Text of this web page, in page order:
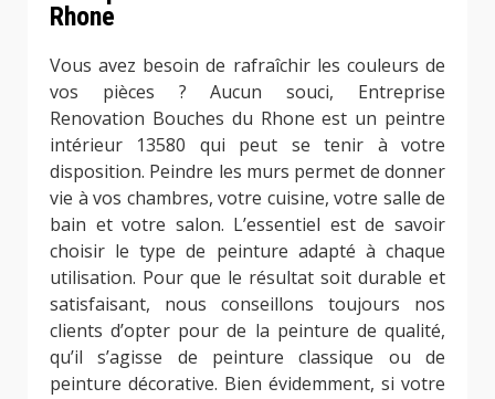
Rhone
Vous avez besoin de rafraîchir les couleurs de
vos pièces ? Aucun souci, Entreprise
Renovation Bouches du Rhone est un peintre
intérieur 13580 qui peut se tenir à votre
disposition. Peindre les murs permet de donner
vie à vos chambres, votre cuisine, votre salle de
bain et votre salon. L’essentiel est de savoir
choisir le type de peinture adapté à chaque
utilisation. Pour que le résultat soit durable et
satisfaisant, nous conseillons toujours nos
clients d’opter pour de la peinture de qualité,
qu’il s’agisse de peinture classique ou de
peinture décorative. Bien évidemment, si votre